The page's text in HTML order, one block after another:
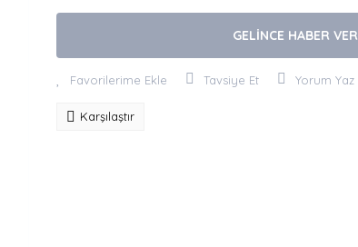
GELİNCE HABER VER
Tavsiye Et Yorum Yaz
Karşılaştır